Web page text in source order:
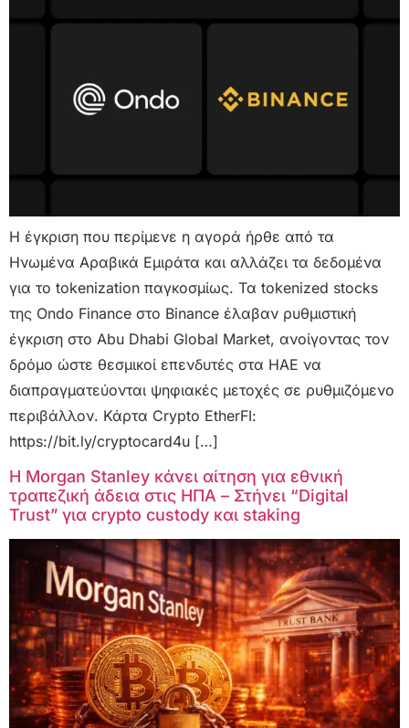
Η έγκριση που περίμενε η αγορά ήρθε από τα
Ηνωμένα Αραβικά Εμιράτα και αλλάζει τα δεδομένα
για το tokenization παγκοσμίως. Τα tokenized stocks
της Ondo Finance στο Binance έλαβαν ρυθμιστική
έγκριση στο Abu Dhabi Global Market, ανοίγοντας τον
δρόμο ώστε θεσμικοί επενδυτές στα ΗΑΕ να
διαπραγματεύονται ψηφιακές μετοχές σε ρυθμιζόμενο
περιβάλλον. Κάρτα Crypto EtherFI:
https://bit.ly/cryptocard4u […]
Η Morgan Stanley κάνει αίτηση για εθνική
τραπεζική άδεια στις ΗΠΑ – Στήνει “Digital
Trust” για crypto custody και staking